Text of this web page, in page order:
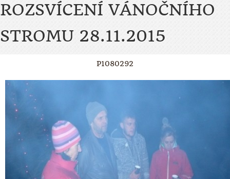
ROZSVÍCENÍ VÁNOČNÍHO
STROMU 28.11.2015
P1080292